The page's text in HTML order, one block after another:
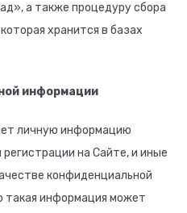
а также процедуру сбора
хранится в базах
информации
личную информацию
на Сайте, и иные
конфиденциальной
такая информация может